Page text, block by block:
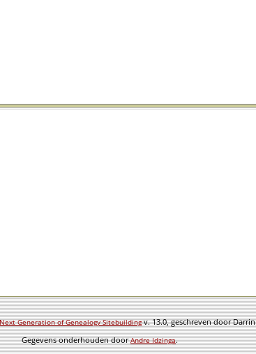
Generation of Genealogy Sitebuildingv. 13.0, geschreven door
Gegevens onderhouden doorAndre Idzinga.